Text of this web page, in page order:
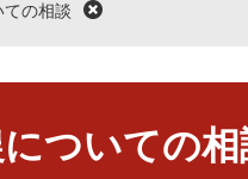
ての相談
閉
ついての相